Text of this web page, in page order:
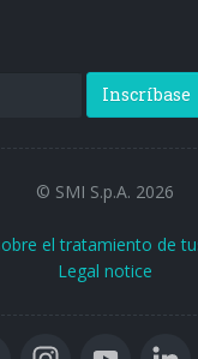
Inscríbase
© SMI S.p.A. 2026
el tratamiento de
Legal notice